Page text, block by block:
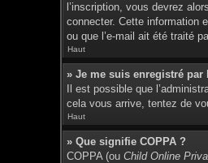
l’inscription, vous devrez
connecter. Cette information
ou que l’e-mail ait été traité
Haut
» Je me suis enregistré
Il est possible que
cela vous arrive, tentez de
Haut
» Que signifie COPPA ?
COPPA (ou Child Online